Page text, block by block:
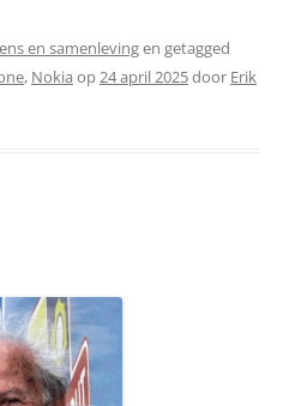
en samenlevingen getagged
, Nokia op24 april 2025door Erik